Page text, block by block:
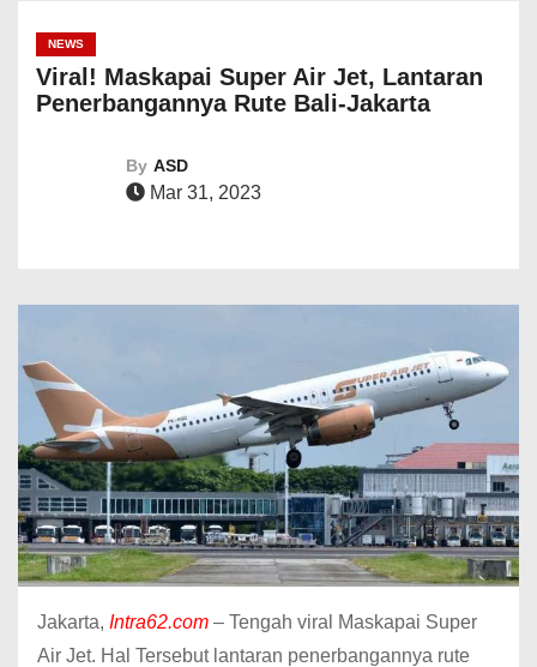
NEWS
Viral! Maskapai Super Air Jet, Lantaran
Penerbangannya Rute Bali-Jakarta
By ASD
Mar 31, 2023
Jakarta, Intra62.com – Tengah viral Maskapai Super
Air Jet. Hal Tersebut lantaran penerbangannya rute